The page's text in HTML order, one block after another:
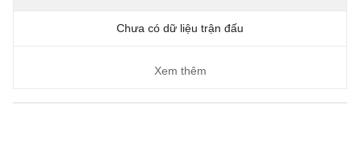
Chưa có dữ liệu trận đấu
Xem thêm